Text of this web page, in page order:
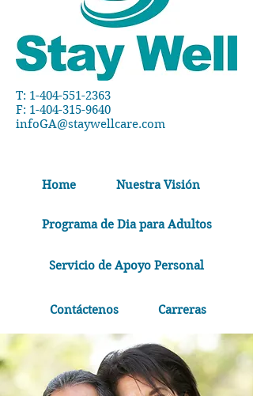
T: 1-404-551-2363
F: 1-404-315-9640
infoGA@staywellcare.com
Home Nuestra Visión
Programa de Dia para Adultos
Servicio de Apoyo Personal
Contáctenos Carreras